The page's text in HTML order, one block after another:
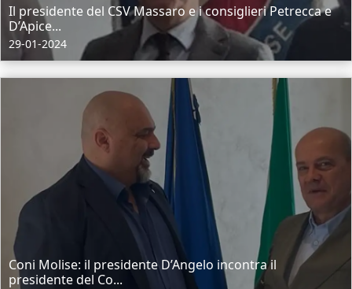
Il presidente del CSV Massaro e i consiglieri Petrecca e
D’Apice...
29-01-2024
Coni Molise: il presidente D’Angelo incontra il
presidente del Co...